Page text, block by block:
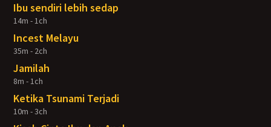
Ibu sendiri lebih sedap
14m - 1ch
Incest Melayu
35m - 2ch
Jamilah
8m - 1ch
Ketika Tsunami Terjadi
10m - 3ch